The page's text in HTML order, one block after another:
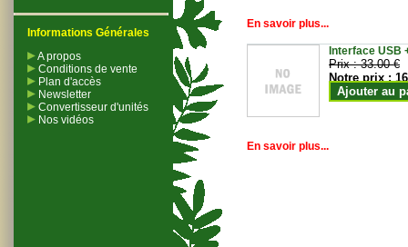
Informations Générales
A propos
Conditions de vente
Plan d'accès
Newsletter
Convertisseur d'unités
Nos vidéos
En savoir plus...
Interface USB
Prix :33.00 €
Notre prix :
Ajouter au
En savoir plus...